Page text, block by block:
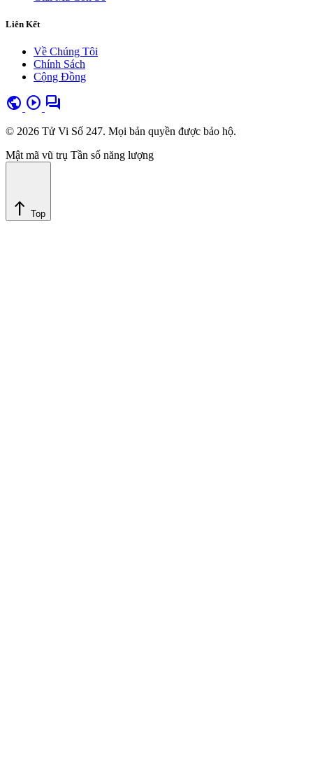
Liên Kết
Về Chúng Tôi
Chính Sách
Cộng Đồng
public play_circle forum
© 2026 Tử Vi Số 247. Mọi bản quyền được bảo hộ.
Mật mã vũ trụ Tần số năng lượng
north Top